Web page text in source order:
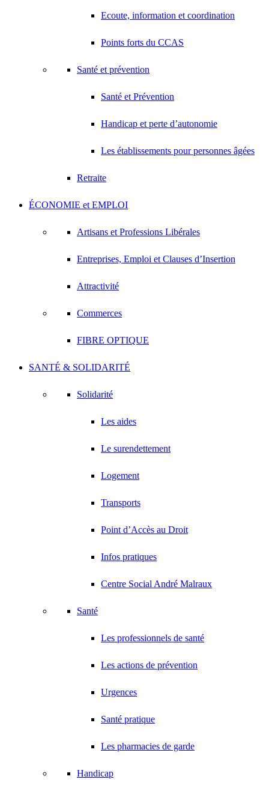
Ecoute, information et coordination
Points forts du CCAS
Santé et prévention
Santé et Prévention
Handicap et perte d’autonomie
Les établissements pour personnes âgées
Retraite
ÉCONOMIE et EMPLOI
Artisans et Professions Libérales
Entreprises, Emploi et Clauses d’Insertion
Attractivité
Commerces
FIBRE OPTIQUE
SANTÉ & SOLIDARITÉ
Solidarité
Les aides
Le surendettement
Logement
Transports
Point d’Accès au Droit
Infos pratiques
Centre Social André Malraux
Santé
Les professionnels de santé
Les actions de prévention
Urgences
Santé pratique
Les pharmacies de garde
Handicap